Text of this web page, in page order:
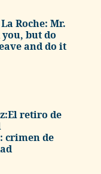
Roche: Mr.
but do
and do it
retiro de
crimen de